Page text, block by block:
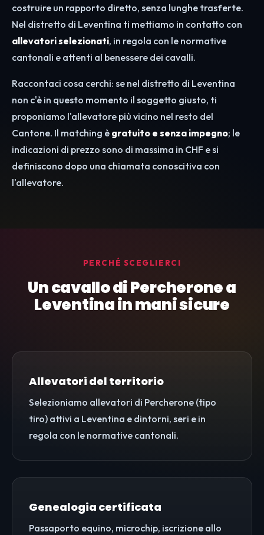
costruire un rapporto diretto, senza lunghe trasferte.
Nel distretto di Leventina ti mettiamo in contatto con
allevatori selezionati, in regola con le normative
cantonali e attenti al benessere dei cavalli.
Raccontaci cosa cerchi: se nel distretto di Leventina
non c'è in questo momento il soggetto giusto, ti
proponiamo l'allevatore più vicino nel resto del
Cantone. Il matching è gratuito e senza impegno; le
indicazioni di prezzo sono di massima in CHF e si
definiscono dopo una chiamata conoscitiva con
l'allevatore.
PERCHÉ SCEGLIERCI
Un cavallo di Percherone a
Leventina in mani sicure
Allevatori del territorio
Selezioniamo allevatori di Percherone (tipo
tiro) attivi a Leventina e dintorni, seri e in
regola con le normative cantonali.
Genealogia certificata
Passaporto equino, microchip, iscrizione allo